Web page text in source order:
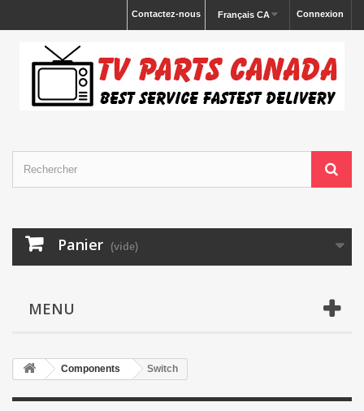
Connexion
Français CA
Contactez-nous
Panier (vide)
MENU
Components Switch